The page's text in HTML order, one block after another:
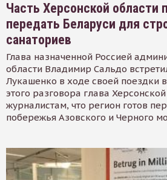
Часть Херсонской области
передать Беларуси для
санаториев
Глава назначенной Россией
области Владимир Сальдо
Лукашенко в ходе своей поездки
этого разговора глава
журналистам, что регион готов
побережья Азовского и Черного